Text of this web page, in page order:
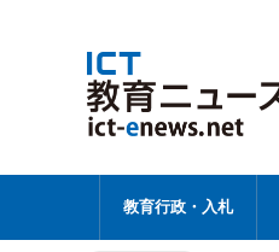
教育行政・入札